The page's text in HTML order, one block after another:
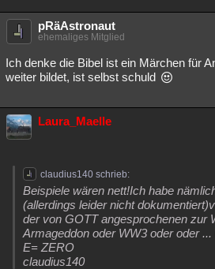
pRäAstronaut
ehemaliges Mitglied
Ich denke die Bibel ist ein Märchen für
weiter bildet, ist selbst schuld
Laura_Maelle
claudius140 schrieb:
Beispiele wären nett!Ich habe
(allerdings leider nicht
der von GOTT angesprochenen zur
Armageddon oder WW3 oder oder ...
E= ZERO
claudius140